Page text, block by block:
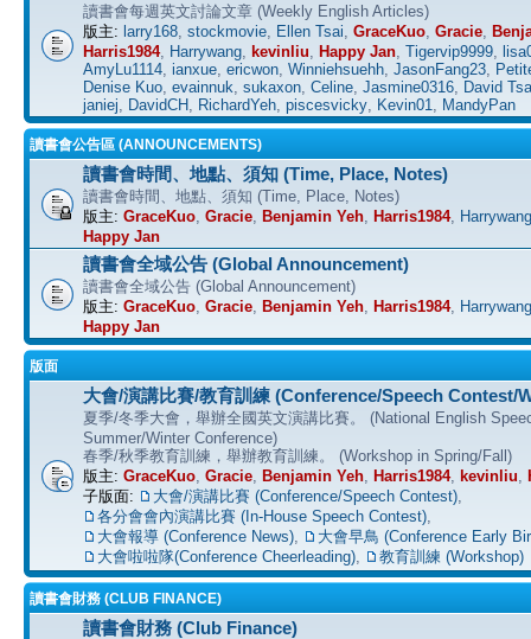
讀書會每週英文討論文章 (Weekly English Articles)
版主: larry168 stockmovie Ellen Tsai GraceKuo Gracie
Harris1984, Harrywang kevinliu Happy Jan Tigervip9999
AmyLu1114 ianxue ericwon Winniehsuehh JasonFang23
Denise Kuo evainnuk sukaxon Celine Jasmine0316 David
janiej
DavidCH RichardYeh piscesvicky Kevin01 MandyPan
讀書會公告區 (ANNOUNCEMENTS)
讀書會時間、地點、須知 (Time, Place, Notes)
讀書會時間、地點、須知 (Time, Place, Notes)
版主: GraceKuo Gracie Benjamin Yeh Harris1984, Harrywang
Happy Jan
讀書會全域公告 (Global Announcement)
讀書會全域公告 (Global Announcement)
版主: GraceKuo Gracie Benjamin Yeh Harris1984, Harrywang
Happy Jan
版面
大會/演講比賽/教育訓練 (Conference/Speech Contest/
夏季/冬季大會，舉辦全國英文演講比賽。 (National English
Summer/Winter Conference)
春季/秋季教育訓練，舉辦教育訓練。 (Workshop in Spring/Fall)
版主: GraceKuo Gracie Benjamin Yeh Harris1984, kevinliu
子版面:
大會/演講比賽 (Conference/Speech Contest)
各分會會內演講比賽 (In-House Speech Contest)
大會報導 (Conference News)
大會早鳥 (Conference Early
大會啦啦隊(Conference Cheerleading)
教育訓練 (Workshop)
讀書會財務 (CLUB FINANCE)
讀書會財務 (Club Finance)